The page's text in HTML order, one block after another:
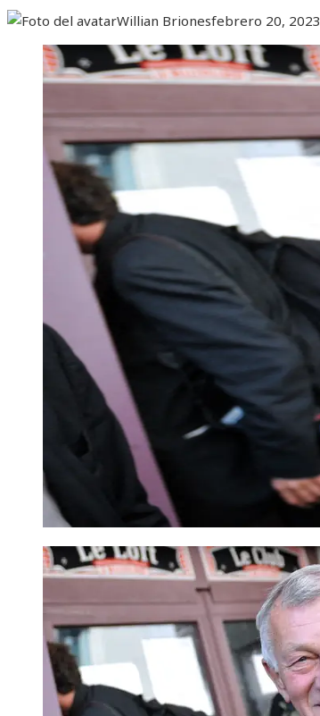
Willian Brionesfebrero 20, 2023